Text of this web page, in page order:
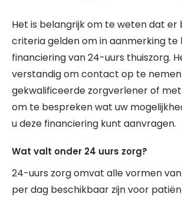
Het is belangrijk om te weten dat er
criteria gelden om in aanmerking te
financiering van 24-uurs thuiszorg.
verstandig om contact op te
gekwalificeerde zorgverlener of
om te bespreken wat uw
u deze financiering kunt aanvragen.
Wat valt onder 24 uurs zorg?
24-uurs zorg omvat alle vormen
per dag beschikbaar zijn voor